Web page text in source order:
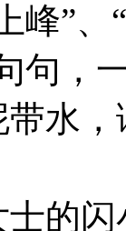
峰”
句，
水
闪